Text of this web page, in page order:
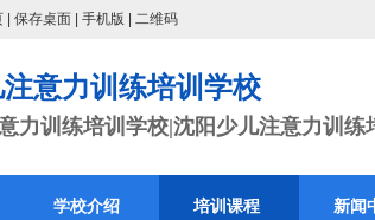
保存桌面 手机版 二维码
意力训练培训学校
力训练培训学校|沈阳少儿注意力训练
学校介绍 培训课程 新闻